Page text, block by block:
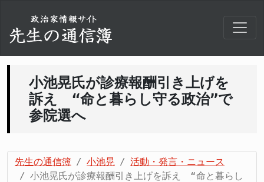
小池晃氏が診療報酬引き上げを
訴え “命と暮らし守る政治”で
参院選へ
先生の通信簿 小池晃
活動・発言・ニュース
小池晃氏が診療報酬引き上げを訴え “命と暮らし